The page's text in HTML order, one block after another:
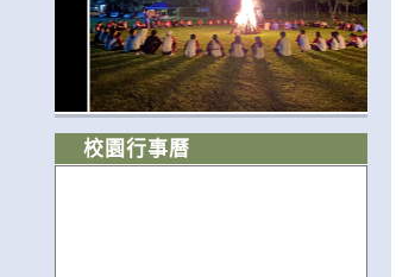
校園行事曆